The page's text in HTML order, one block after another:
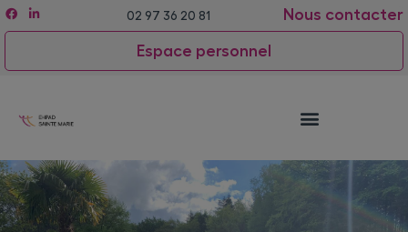
02 97 36 20 81 Nous contacter
Espace personnel